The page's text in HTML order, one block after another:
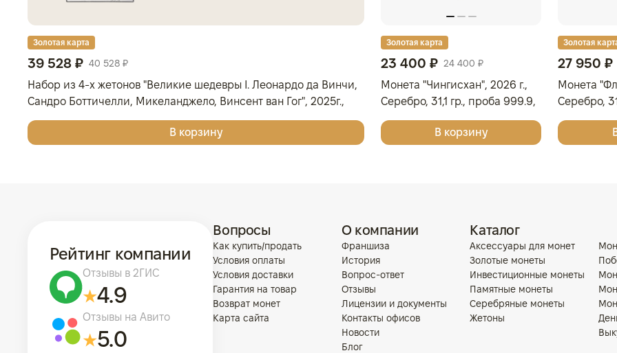
Золотая карта
39 528 ₽ 40 528 ₽
Набор из 4-х жетонов "Великие шедевры I. Леонардо да Винчи,
Сандро Боттичелли, Микеланджело, Винсент ван Гог", 2025г.,
Серебро, 62,2 гр., проба 999, ГЕРМАНИЯ
В корзину
Золотая карта
23 400 ₽ 24 400 ₽
Монета "Чингисхан", 2026 г.,
Серебро, 31,1 гр., проба 999.9,
МОНГОЛИЯ
В корзину
Золотая
27 950 ₽
Монета
Серебро,
ОСТРОВА
Рейтинг компании
Отзывы в 2ГИС
4.9
Отзывы на Авито
5.0
Вопросы
Как купить/продать
Условия оплаты
Условия доставки
Гарантия на товар
Возврат монет
Карта сайта
О компании
Франшиза
История
Вопрос-ответ
Отзывы
Лицензии и документы
Контакты офисов
Новости
Блог
Каталог
Аксессуары для монет
Золотые монеты
Инвестиционные монеты
Памятные монеты
Серебряные монеты
Жетоны